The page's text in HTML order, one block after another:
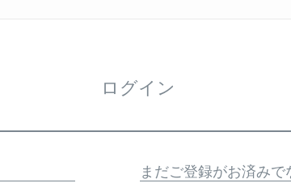
ログイン
まだご登録がお済みで